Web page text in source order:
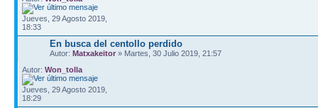
Jueves, 29 Agosto 2019,
18:33
En busca del centollo perdido
Autor: Matxakeitor » Martes, 30 Julio 2019, 21:57
Autor: Won_tolla
Jueves, 29 Agosto 2019,
18:29